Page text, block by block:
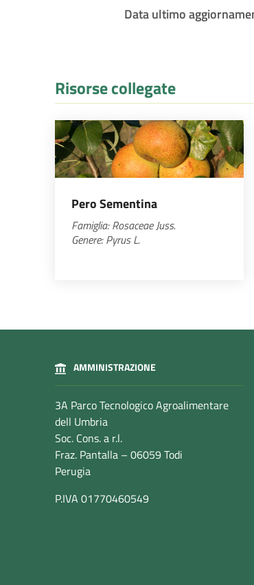
Data ultimo
Risorse collegate
Pero Sementina
Famiglia:RosaceaeJuss.
Genere:PyrusL.
AMMINISTRAZIONE
3A Parco Tecnologico Agroalimentare
dell Umbria
Soc. Cons. a r.l.
Fraz. Pantalla – 06059 Todi
Perugia
P.IVA 01770460549